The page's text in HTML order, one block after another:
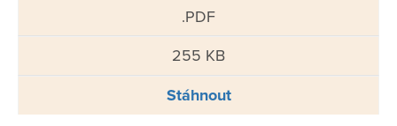
.PDF
255 KB
Stáhnout